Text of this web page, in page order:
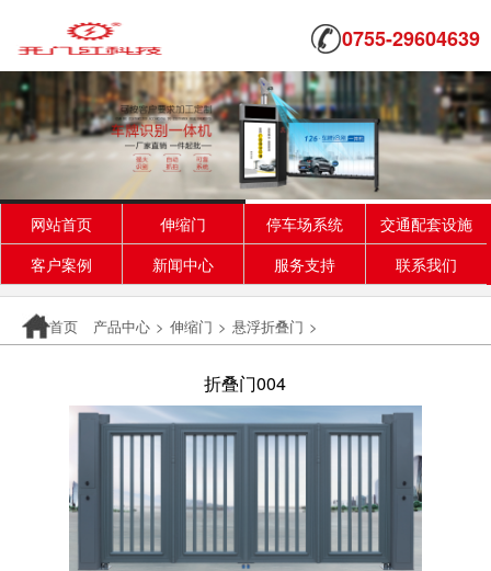
0755-29604639
网站首页 伸缩门 停车场系统
交通配套设施
客户案例
新闻中心 服务支持 联系我们
首页 产品中心 > 伸缩门 > 悬浮折叠门 >
折叠门004